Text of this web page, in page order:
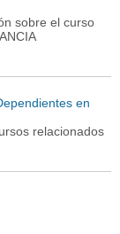
sobre el curso
en
relacionados